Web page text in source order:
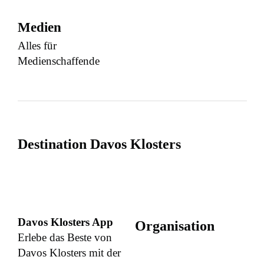
Medien
Alles für
Medienschaffende
Destination Davos Klosters
Davos Klosters App
Erlebe das Beste von
Davos Klosters mit der
Organisation